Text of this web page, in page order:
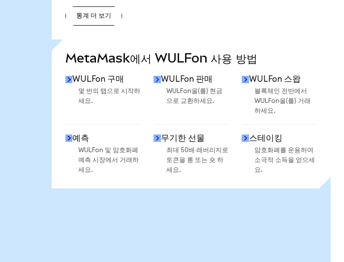
통계 더 보기
MetaMask에서 WULFon 사용 방법
WULFon 구매
몇 번의 탭으로 시작하
세요.
WULFon 판매
WULFon을(를) 현금
으로 교환하세요.
WULFon 스왑
블록체인 전반에서
WULFon을(를) 거래
하세요.
예측
WULFon 및 암호화폐
예측 시장에서 거래하
세요.
무기한 선물
최대 50배 레버리지로
토큰을 롱 또는 숏 하
세요.
스테이킹
암호화폐를 운용하여
소극적 소득을 얻으세
요.